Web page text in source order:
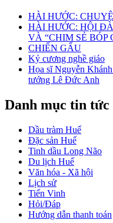
HÀI HƯỚC:
HÀI HƯỚC: HỘI
VÀ “CHIM SẺ BÓP
CHIẾN GẤU
Kỷ cương nghề giáo
Họa sĩ Nguyễn
tướng Lê Đức Anh
Danh mục tin tức
Dầu tràm Huế
Đặc sản Huế
Tinh dầu Long Não
Du lịch Huế
Văn hóa - Xã hội
Lịch sử
Tiến Vinh
Hỏi/Đáp
Hướng dẫn thanh toán